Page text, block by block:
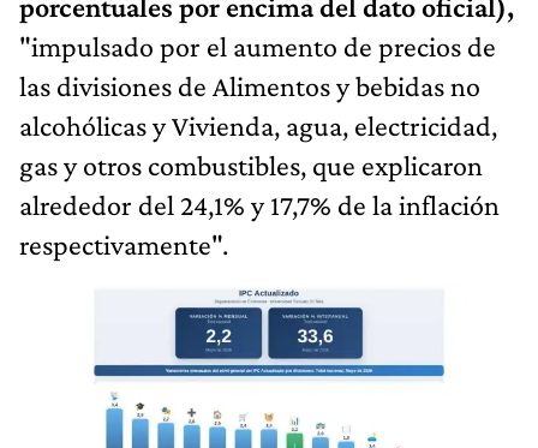
porcentuales por encima del dato oficial),
"impulsado por el aumento de precios de
las divisiones de Alimentos y bebidas no
alcohólicas y Vivienda, agua, electricidad,
gas y otros combustibles, que explicaron
alrededor del 24,1% y 17,7% de la inflación
respectivamente".